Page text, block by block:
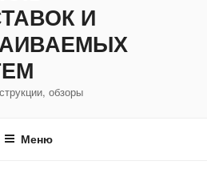
И
обзоры
Меню